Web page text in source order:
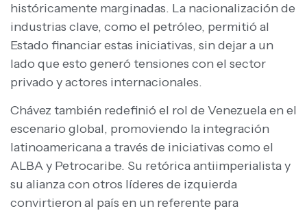
históricamente marginadas. La nacionalización de
industrias clave, como el petróleo, permitió al
Estado financiar estas iniciativas, sin dejar a un
lado que esto generó tensiones con el sector
privado y actores internacionales.
Chávez también redefinió el rol de Venezuela en el
escenario global, promoviendo la integración
latinoamericana a través de iniciativas como el
ALBA y Petrocaribe. Su retórica antiimperialista y
su alianza con otros líderes de izquierda
convirtieron al país en un referente para